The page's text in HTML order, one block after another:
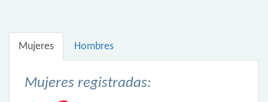
Mujeres Hombres
Mujeres registradas: